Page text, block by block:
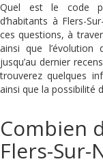
Quel est le code
d’habitants à Flers-
ces questions, à
ainsi que l’évolution
jusqu’au dernier
trouverez quelques
ainsi que la possibilité
Combien
Flers-Sur-